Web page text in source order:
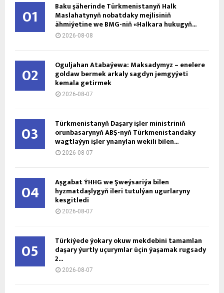
01 Baku şäherinde Türkmenistanyň Halk
Maslahatynyň nobatdaky mejlisiniň
ähmiýetine we BMG-niň «Halkara hukugyň...
2026-08-08
02 Oguljahan Atabaýewa: Maksadymyz – enelere
goldaw bermek arkaly sagdyn jemgyýeti
kemala getirmek
2026-08-07
03 Türkmenistanyň Daşary işler ministriniň
orunbasarynyň ABŞ-nyň Türkmenistandaky
wagtlaýyn işler ynanylan wekili bilen...
2026-08-07
04 Aşgabat ÝHHG we Şweýsariýa bilen
hyzmatdaşlygyň ileri tutulýan ugurlaryny
kesgitledi
2026-08-07
05 Türkiýede ýokary okuw mekdebini tamamlan
daşary ýurtly uçurymlar üçin ýaşamak rugsady
2...
2026-08-07